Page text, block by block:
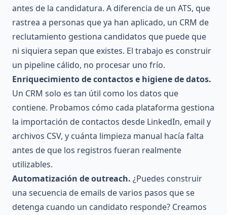
antes de la candidatura. A diferencia de un ATS, que
rastrea a personas que ya han aplicado, un CRM de
reclutamiento gestiona candidatos que puede que
ni siquiera sepan que existes. El trabajo es construir
un pipeline cálido, no procesar uno frío.
Enriquecimiento de contactos e higiene de datos.
Un CRM solo es tan útil como los datos que
contiene. Probamos cómo cada plataforma gestiona
la importación de contactos desde LinkedIn, email y
archivos CSV, y cuánta limpieza manual hacía falta
antes de que los registros fueran realmente
utilizables.
Automatización de outreach. ¿Puedes construir
una secuencia de emails de varios pasos que se
detenga cuando un candidato responde? Creamos